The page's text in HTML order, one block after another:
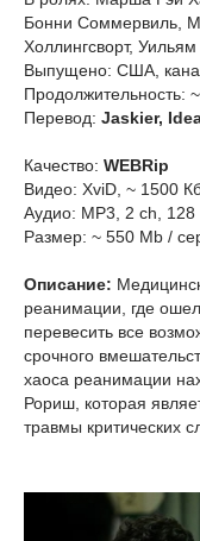
Бонни Соммервиль,
Холлингсворт,
Выпущено: США,
Продолжительность:
Перевод: Jaskier,
Качество: WEBRip
Видео: XviD, ~ 1500
Аудио: MP3, 2 ch, 128
Размер: ~ 550 Mb /
Описание:
реанимации, где
перевесить все
срочного
хаоса реанимации
Рориш, которая
травмы критических